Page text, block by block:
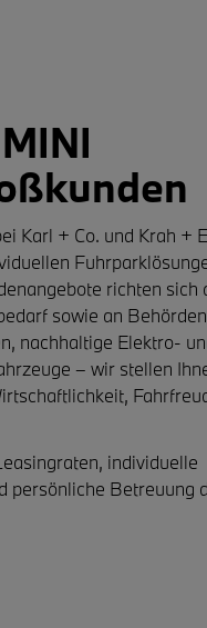
Karl + Co. und Krah +
richten sich
sowie an
, nachhaltige Elektro-
– wir stellen
individuelle
persönliche Betreuung